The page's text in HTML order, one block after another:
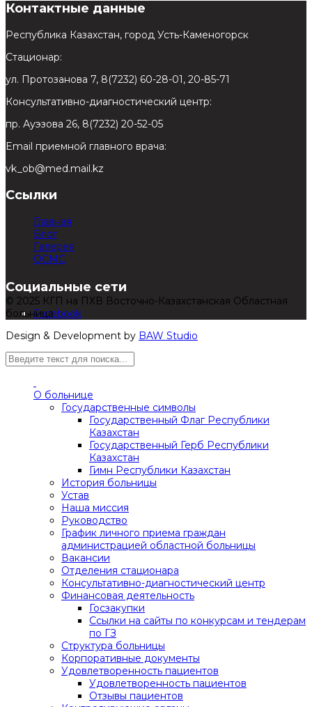
Контактные данные
Республика Казахстан, город Усть-Каменогорск
Стационар:
ул. Протозанова 7, 8(7232) 60-28-01, 20-85-71
Консультативно-диагностический центр:
пр. Ауэзова 26, 8(7232) 20-52-05
Email приемной главного врача:
vk_ob@med.mail.kz
Ссылки
Главная
Блог
Галерея
ОСМС
Социальные сети
Facebook
© 2025 КГП на ПХВ Восточно-Казахстанская Областная
больница
Design & Development by BAW Studio
О больнице
Государственные символы
Государственный Флаг Республики
Казахстан
Государственный Герб Республики
Казахстан
Гимн Республики Казахстан
История больницы
Устав
Наша миссия
Руководство
График личного приема граждан
администрацией областной больницы
Вакансии
Отделения стационара
Консультативно-диагностический центр
Финансовая деятельность
Госзакупки
Ссылки на сайты по конкурсам и тендерам
по ГЗ
Структура больницы
Корпоративные документы
Удовлетворенность пациентов
Удовлетворенность пациентов
Отзывы пациентов